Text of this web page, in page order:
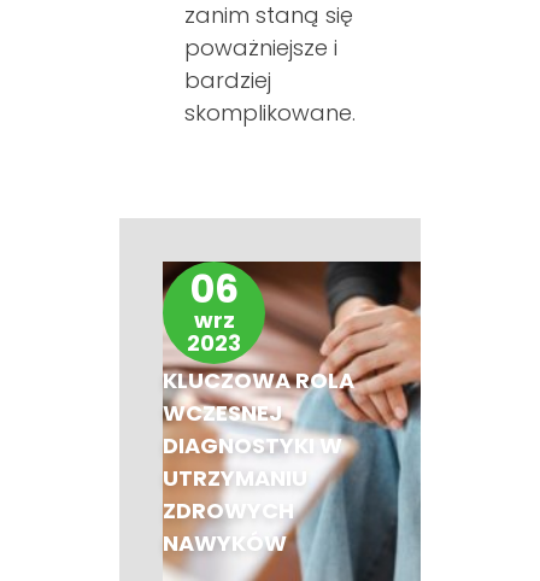
zanim staną się
poważniejsze i
bardziej
skomplikowane.
06
wrz
2023
KLUCZOWA ROLA
WCZESNEJ
DIAGNOSTYKI W
UTRZYMANIU
ZDROWYCH
NAWYKÓW